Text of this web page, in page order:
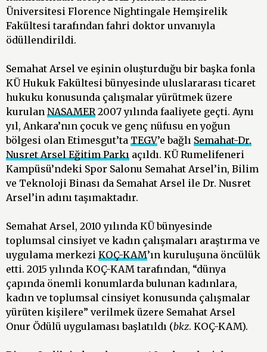
Üniversitesi Florence Nightingale Hemşirelik
Fakültesi tarafından fahri doktor unvanıyla
ödüllendirildi.
Semahat Arsel ve eşinin oluşturduğu bir başka fonla
KÜ Hukuk Fakültesi bünyesinde uluslararası ticaret
hukuku konusunda çalışmalar yürütmek üzere
kurulan NASAMER2007 yılında faaliyete geçti. Aynı
yıl, Ankara’nın çocuk ve genç nüfusu en yoğun
bölgesi olan Etimesgut’ta TEGV’e bağlı Semahat-Dr.
Nusret Arsel Eğitim Parkı açıldı. KÜ Rumelifeneri
Kampüsü’ndeki Spor Salonu Semahat Arsel’in, Bilim
ve Teknoloji Binası da Semahat Arsel ile Dr. Nusret
Arsel’in adını taşımaktadır.
Semahat Arsel, 2010 yılında KÜ bünyesinde
toplumsal cinsiyet ve kadın çalışmaları araştırma ve
uygulama merkezi KOÇ-KAM’ın kuruluşuna öncülük
etti. 2015 yılında KOÇ-KAM tarafından, “dünya
çapında önemli konumlarda bulunan kadınlara,
kadın ve toplumsal cinsiyet konusunda çalışmalar
yürüten kişilere” verilmek üzere Semahat Arsel
Onur Ödülü uygulaması başlatıldı (bkz. KOÇ-KAM).